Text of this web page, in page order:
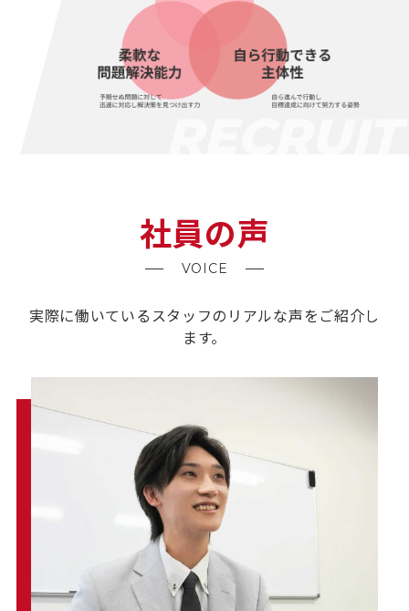
社員の声
VOICE
実際に働いているスタッフのリアルな声をご紹介し
ます。